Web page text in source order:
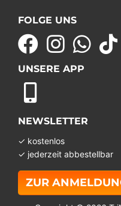
FOLGE UNS
UNSERE APP
NEWSLETTER
✓ kostenlos
✓ jederzeit abbestellbar
ZUR